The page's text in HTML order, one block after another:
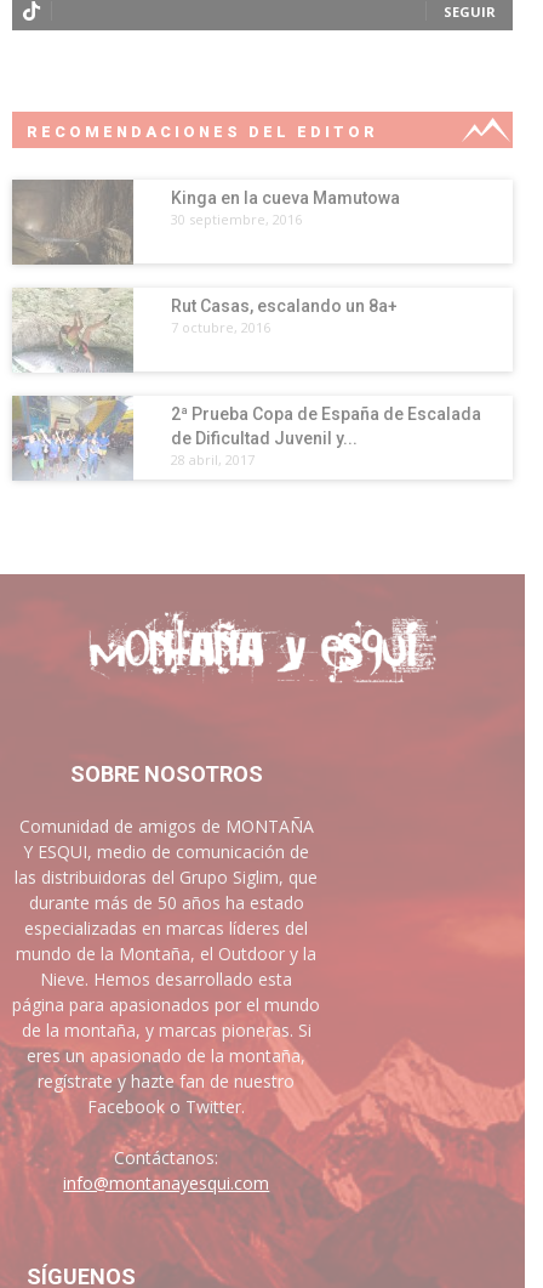
SEGUIR
RECOMENDACIONES DEL EDITOR
Kinga en la cueva Mamutowa
30 septiembre, 2016
Rut Casas, escalando un 8a+
7 octubre, 2016
2ª Prueba Copa de España de Escalada
de Dificultad Juvenil y...
28 abril, 2017
SOBRE NOSOTROS
Comunidad de amigos de MONTAÑA
Y ESQUI, medio de comunicación de
las distribuidoras del Grupo Siglim, que
durante más de 50 años ha estado
especializadas en marcas líderes del
mundo de la Montaña, el Outdoor y la
Nieve. Hemos desarrollado esta
página para apasionados por el mundo
de la montaña, y marcas pioneras. Si
eres un apasionado de la montaña,
regístrate y hazte fan de nuestro
Facebook o Twitter.
Contáctanos:
info@montanayesqui.com
SÍGUENOS